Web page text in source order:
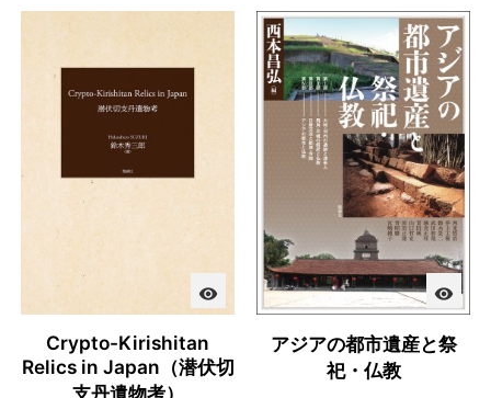
visibility
Crypto-Kirishitan
Relics in Japan（潜伏切
支丹遺物考）
visibility
アジアの都市遺産と祭
祀・仏教